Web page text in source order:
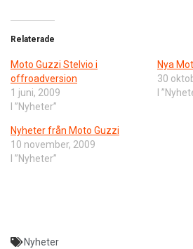
Relaterade
Moto Guzzi Stelvio i
offroadversion
1 juni, 2009
I ”Nyheter”
Nya
30
I
Nyheter från Moto Guzzi
10 november, 2009
I ”Nyheter”
Nyheter